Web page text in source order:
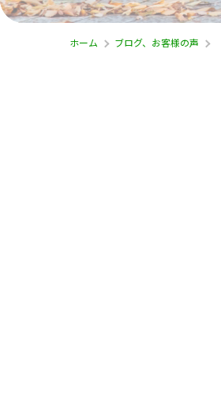
ホーム ブログ、お客様の声